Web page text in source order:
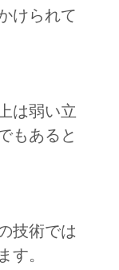
けられて
は弱い立
もあると
技術では
す。